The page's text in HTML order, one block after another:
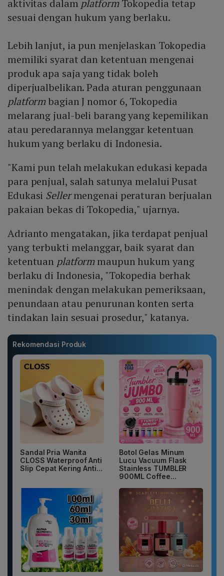
aktivitas dalam platformTokopedia tetap
sesuai dengan hukum yang berlaku.
Lebih lanjut, ia pun menjelaskan Tokopedia
memiliki syarat dan ketentuan mengenai
produk apa saja yang tidak boleh
diperjualbelikan. Pada aturan penggunaan
platformbagian J nomor 6, Tokopedia
melarang jual-beli barang yang kepemilikan
atau peredarannya melanggar ketentuan
hukum yang berlaku di Indonesia.
"Kami pun telah melakukan edukasi kepada
para penjual, salah satunya melalui Pusat
Edukasi Sellermengenai peraturan berjualan
pakaian bekas di Tokopedia," ujarnya.
Adrianto mengatakan, jika terdapat penjual
yang terbukti melanggar, baik syarat dan
ketentuan platformmaupun hukum yang
berlaku di Indonesia, "Tokopedia berhak
menindak dengan melakukan pemeriksaan,
penundaan atau penurunan konten serta
tindakan lain sesuai prosedur," katanya.
Rekomendasi Produk
Sandal Pria Wanita
CLOSS Waterproof Anti
Slip Cepat Kering Anti...
Botol Gelas Minum
Lucu Vacuum Flask
Stainless TUMBLER
900ML Coffee...